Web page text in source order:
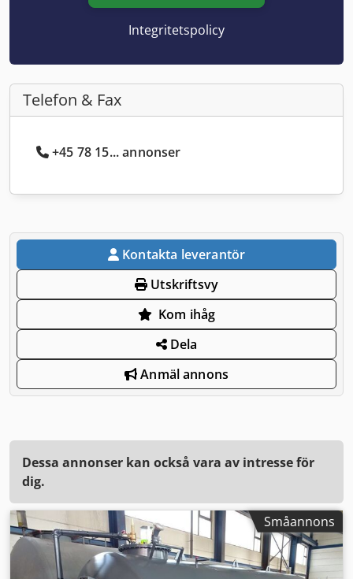
Integritetspolicy
Telefon & Fax
+45 78 15... annonser
Kontakta leverantör
Utskriftsvy
Kom ihåg
Dela
Anmäl annons
Dessa annonser kan också vara av intresse för
dig.
Småannons